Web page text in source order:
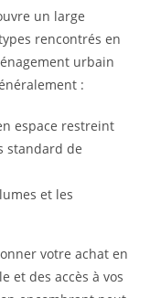
un large
rencontrés en
urbain
:
espace restreint
standard de
et les
votre achat en
et des accès à vos